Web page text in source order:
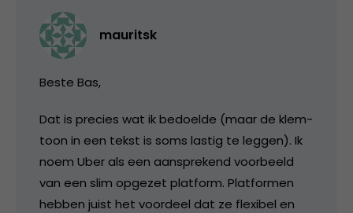
mauritsk
Beste Bas,
Dat is precies wat ik bedoelde (maar de klem-
toon in een tekst is soms lastig te leggen). Ik
noem Uber als een aansprekend voorbeeld
van een slim opgezet platform. Platformen
hebben juist het voordeel dat ze flexibel en